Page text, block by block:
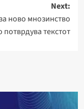
Next:
ново мнозинство
потврдува текстот